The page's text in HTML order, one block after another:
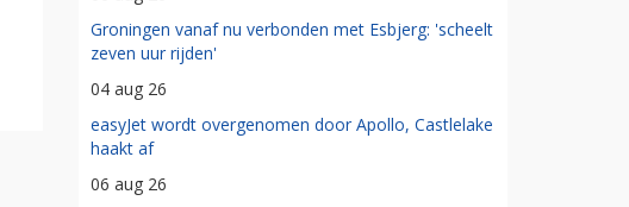
Groningen vanaf nu verbonden met Esbjerg: 'scheelt
zeven uur rijden'
04 aug 26
easyJet wordt overgenomen door Apollo, Castlelake
haakt af
06 aug 26